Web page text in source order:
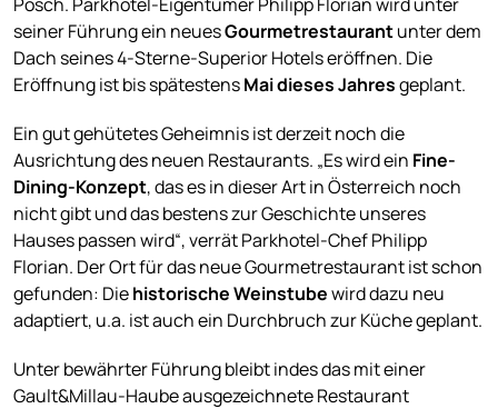
seiner Führung ein neuesGourmetrestaurantunter dem
Dach seines 4-Sterne-Superior Hotels eröffnen. Die
Eröffnung ist bis spätestensMai dieses Jahresgeplant.
Ein gut gehütetes Geheimnis ist derzeit noch die
Ausrichtung des neuen Restaurants. „Es wird ein Fine-
Dining-Konzept, das es in dieser Art in Österreich noch
nicht gibt und das bestens zur Geschichte unseres
Hauses passen wird“, verrät Parkhotel-Chef Philipp
Florian. Der Ort für das neue Gourmetrestaurant ist schon
gefunden: Diehistorische Weinstubewird dazu neu
adaptiert, u.a. ist auch ein Durchbruch zur Küche geplant.
Unter bewährter Führung bleibt indes das mit einer
Gault&Millau-Haube ausgezeichnete Restaurant